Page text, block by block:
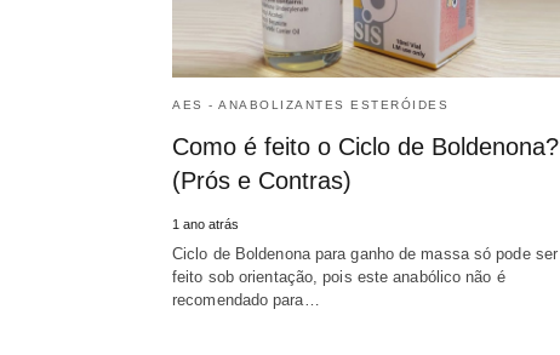
AES - ANABOLIZANTES ESTERÓIDES
Como é feito o Ciclo de Boldenona?
(Prós e Contras)
1 ano atrás
Ciclo de Boldenona para ganho de massa só pode ser
feito sob orientação, pois este anabólico não é
recomendado para…